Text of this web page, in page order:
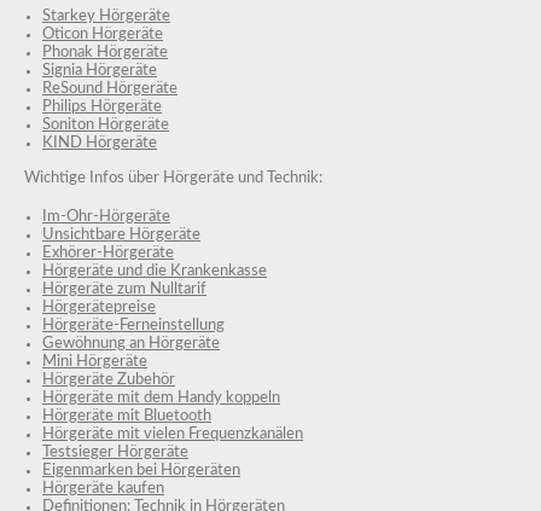
Starkey Hörgeräte
Oticon Hörgeräte
Phonak Hörgeräte
Signia Hörgeräte
ReSound Hörgeräte
Philips Hörgeräte
Soniton Hörgeräte
KIND Hörgeräte
Wichtige Infos über Hörgeräte und Technik:
Im-Ohr-Hörgeräte
Unsichtbare Hörgeräte
Exhörer-Hörgeräte
Hörgeräte und die Krankenkasse
Hörgeräte zum Nulltarif
Hörgerätepreise
Hörgeräte-Ferneinstellung
Gewöhnung an Hörgeräte
Mini Hörgeräte
Hörgeräte Zubehör
Hörgeräte mit dem Handy koppeln
Hörgeräte mit Bluetooth
Hörgeräte mit vielen Frequenzkanälen
Testsieger Hörgeräte
Eigenmarken bei Hörgeräten
Hörgeräte kaufen
Definitionen: Technik in Hörgeräten